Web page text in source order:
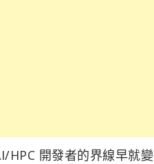
開發者的界線早就